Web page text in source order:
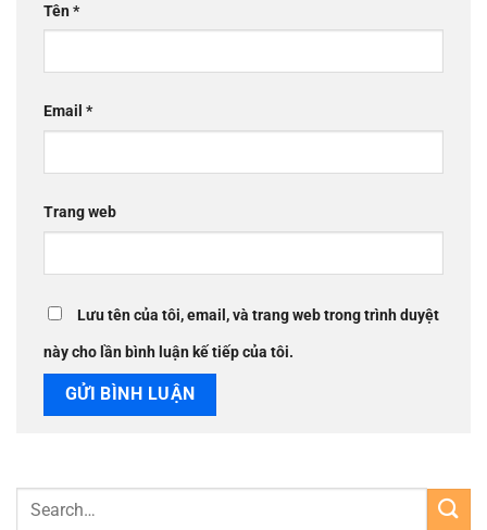
Tên*
Email *
Trang web
Lưu tên của tôi, email, và trang web trong trình duyệt
này cho lần bình luận kế tiếp của tôi.